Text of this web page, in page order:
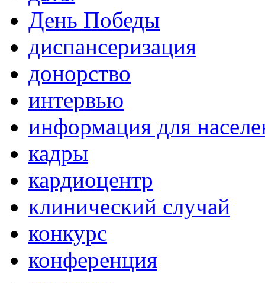
День Победы
диспансеризация
донорство
интервью
информация для
кадры
кардиоцентр
клинический случай
конкурс
конференция